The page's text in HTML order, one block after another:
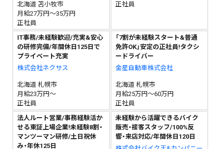
北海道 苫小牧市
月給27万円～35万円
正社員
正社員
IT事務/未経験歓迎/充実&安心
の研修完備/年間休日125日で
プライベート充実
株式会社ネクサス
北海道 札幌市
月給23万円～
正社員
「7割が未経験スタート&普通
免許OK」安定の正社員!タクシ
ードライバー
金星自動車株式会社
北海道 札幌市
月給25万円～60万円
正社員
法人ルート営業/事務経験活か
せる東証上場企業!未経験8割・
マンツーマン研修/土日祝休
み・年休125日
未経験から活躍できるバイク
販売・接客スタッフ/100%反
響・来店対応/年間休日120日